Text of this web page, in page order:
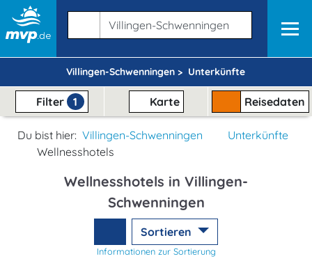
Villingen-Schwenningen > Unterkünfte
Filter 1 Karte Reisedaten
Du bist hier: Villingen-Schwenningen
Unterkünfte
Wellnesshotels
Wellnesshotels in Villingen-
Schwenningen
Sortieren
Informationen zur Sortierung